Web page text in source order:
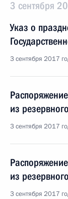
3 сентября
Указ о
3 сентября 2017
из
3 сентября 2017
из
3 сентября 2017